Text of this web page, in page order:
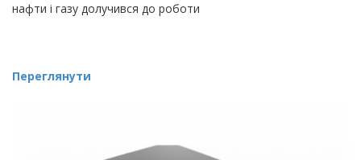
нафти і газу долучився до роботи
Переглянути